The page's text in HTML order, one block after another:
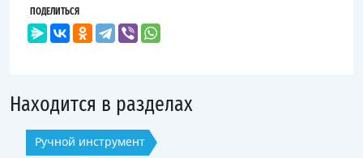
ПОДЕЛИТЬСЯ
Находится в разделах
Ручной инструмент